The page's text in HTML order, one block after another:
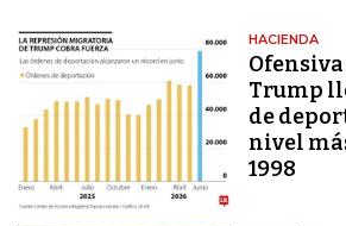
HACIENDA
Trump
de
nivel
1998